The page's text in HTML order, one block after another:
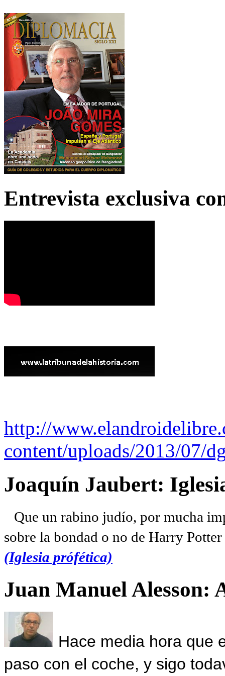
Entrevista exclusiva
http://
content/uploads/2013/07/
Joaquín Jaubert:
Que un rabino judío, por mucha
sobre la bondad o no de Harry
(Iglesia prófética)
Juan Manuel Alesson:
Hace media hora que
paso con el coche, y sigo